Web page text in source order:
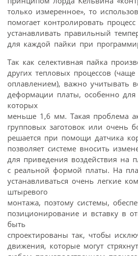
только измеренное», то
помогает контролировать
устанавливать правильный
для каждой пайки при
Так как селективная пайка
других тепловых процессов (чаще
оплавлением), важно учитывать
деформации платы, особенно
которых
меньше 1,6 мм. Такая проблема
групповых заготовок или очень
решается при помощи датчика
позволяет системе вносить
для приведения воздействия на
с реальной формой платы. На
устанавливаться очень легкие
штыревого
монтажа, поэтому системы,
позиционирование и вставку в
быть
спроектированы так, чтобы
движения, которые могут